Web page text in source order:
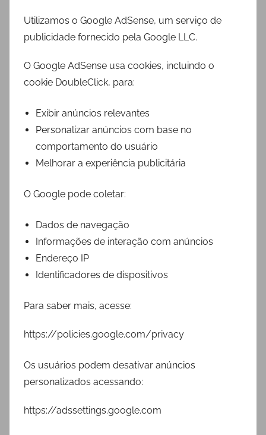
Utilizamos o Google AdSense, um serviço de
publicidade fornecido pela Google LLC.
O Google AdSense usa cookies, incluindo o
cookie DoubleClick, para:
Exibir anúncios relevantes
Personalizar anúncios com base no
comportamento do usuário
Melhorar a experiência publicitária
O Google pode coletar:
Dados de navegação
Informações de interação com anúncios
Endereço IP
Identificadores de dispositivos
Para saber mais, acesse:
https://policies.google.com/privacy
Os usuários podem desativar anúncios
personalizados acessando:
https://adssettings.google.com